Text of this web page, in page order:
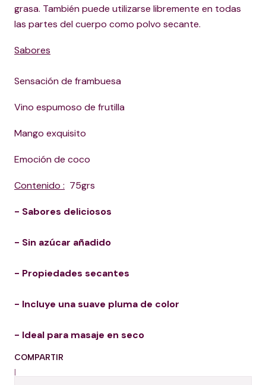
grasa. También puede utilizarse libremente en todas
las partes del cuerpo como polvo secante.
Sabores
Sensación de frambuesa
Vino espumoso de frutilla
Mango exquisito
Emoción de coco
Contenido : 75grs
- Sabores deliciosos
- Sin azúcar añadido
- Propiedades secantes
- Incluye una suave pluma de color
- Ideal para masaje en seco
COMPARTIR
|